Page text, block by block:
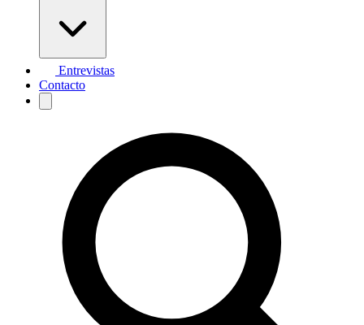
Entrevistas
Contacto